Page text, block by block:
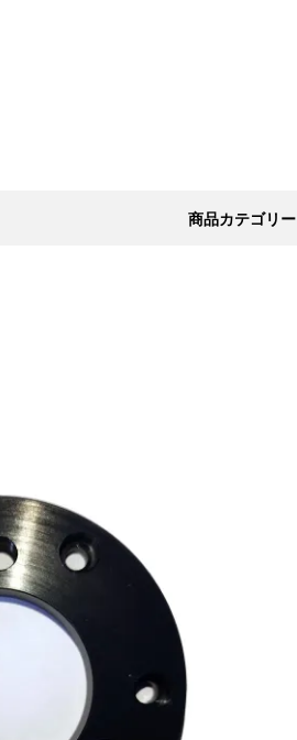
商品カテゴリー